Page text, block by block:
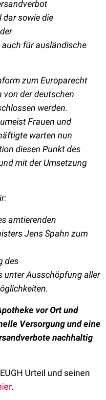
sowie die
für ausländische
zum Europarecht
von der deutschen
werden.
Frauen und
warten nun
diesen Punkt des
mit der Umsetzung
amtierenden
Jens Spahn zum
des
unter Ausschöpfung aller
.
vor Ort und
Versorgung und eine
nachhaltig
Urteil und seinen
.